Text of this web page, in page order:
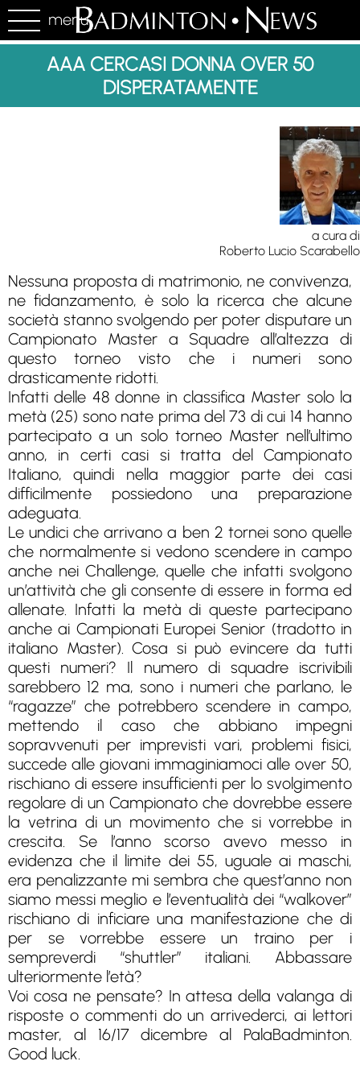
menu
AAA CERCASI DONNA OVER 50
DISPERATAMENTE
a cura di
Roberto Lucio Scarabello
Nessuna proposta di matrimonio, ne convivenza,
ne fidanzamento, è solo la ricerca che alcune
società stanno svolgendo per poter disputare un
Campionato Master a Squadre all’altezza di
questo torneo visto che i numeri sono
drasticamente ridotti.
Infatti delle 48 donne in classifica Master solo la
metà (25) sono nate prima del 73 di cui 14 hanno
partecipato a un solo torneo Master nell’ultimo
anno, in certi casi si tratta del Campionato
Italiano, quindi nella maggior parte dei casi
difficilmente possiedono una preparazione
adeguata.
Le undici che arrivano a ben 2 tornei sono quelle
che normalmente si vedono scendere in campo
anche nei Challenge, quelle che infatti svolgono
un’attività che gli consente di essere in forma ed
allenate. Infatti la metà di queste partecipano
anche ai Campionati Europei Senior (tradotto in
italiano Master). Cosa si può evincere da tutti
questi numeri? Il numero di squadre iscrivibili
sarebbero 12 ma, sono i numeri che parlano, le
“ragazze” che potrebbero scendere in campo,
mettendo il caso che abbiano impegni
sopravvenuti per imprevisti vari, problemi fisici,
succede alle giovani immaginiamoci alle over 50,
rischiano di essere insufficienti per lo svolgimento
regolare di un Campionato che dovrebbe essere
la vetrina di un movimento che si vorrebbe in
crescita. Se l’anno scorso avevo messo in
evidenza che il limite dei 55, uguale ai maschi,
era penalizzante mi sembra che quest’anno non
siamo messi meglio e l’eventualità dei “walkover”
rischiano di inficiare una manifestazione che di
per se vorrebbe essere un traino per i
sempreverdi “shuttler” italiani. Abbassare
ulteriormente l’età?
Voi cosa ne pensate? In attesa della valanga di
risposte o commenti do un arrivederci, ai lettori
master, al 16/17 dicembre al PalaBadminton.
Good luck.